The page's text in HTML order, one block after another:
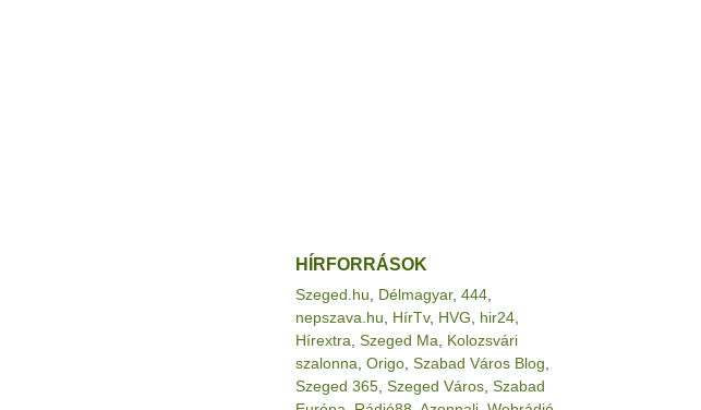
HÍRFORRÁSOK
Szeged.hu Délmagyar, 444
nepszava.hu
HírTv, HVG hir24
Hírextra Szeged Ma
Kolozsvári
szalonna Origo Szabad Város Blog
Szeged 365 Szeged Város Szabad